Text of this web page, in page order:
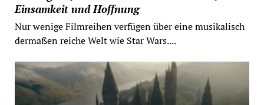
Einsamkeit und Hoffnung
Nur wenige Filmreihen verfügen über eine musikalisch
dermaßen reiche Welt wie Star Wars....